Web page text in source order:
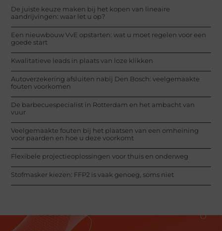
De juiste keuze maken bij het kopen van lineaire
aandrijvingen: waar let u op?
Een nieuwbouw VvE opstarten: wat u moet regelen voor een
goede start
Kwalitatieve leads in plaats van loze klikken
Autoverzekering afsluiten nabij Den Bosch: veelgemaakte
fouten voorkomen
De barbecuespecialist in Rotterdam en het ambacht van
vuur
Veelgemaakte fouten bij het plaatsen van een omheining
voor paarden en hoe u deze voorkomt
Flexibele projectieoplossingen voor thuis en onderweg
Stofmasker kiezen: FFP2 is vaak genoeg, soms niet